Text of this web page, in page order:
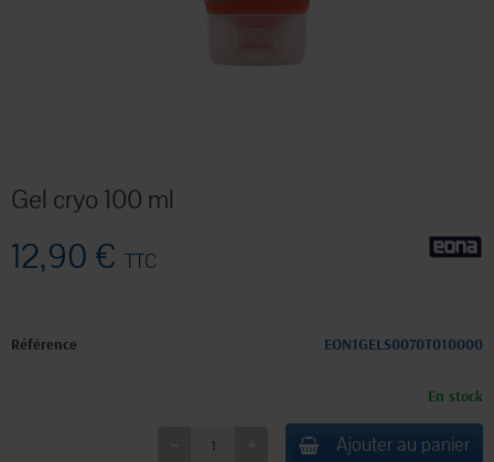
Gel cryo 100 ml
12,90 € TTC
Référence EON1GELS0070T010000
En stock
Ajouter au panier